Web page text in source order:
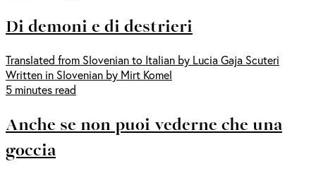
Di demoni e di destrieri
Translated from Slovenian to Italian by Lucia Gaja Scuteri
Written in Slovenian by Mirt Komel
5 minutes read
Anche se non puoi vederne che una
goccia